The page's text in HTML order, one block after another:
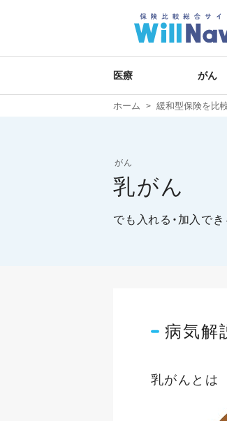
医療 がん
ホーム 緩和型保険を比
がん
乳がん
でも入れる・加入で
病気解
乳がんとは